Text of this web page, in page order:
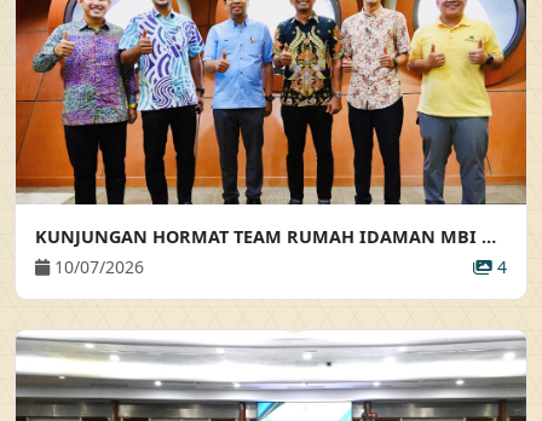
KUNJUNGAN HORMAT TEAM RUMAH IDAMAN MBI KE ATAS PEMANGKU PENGARAH EKSEKUTIF
10/07/2026
4